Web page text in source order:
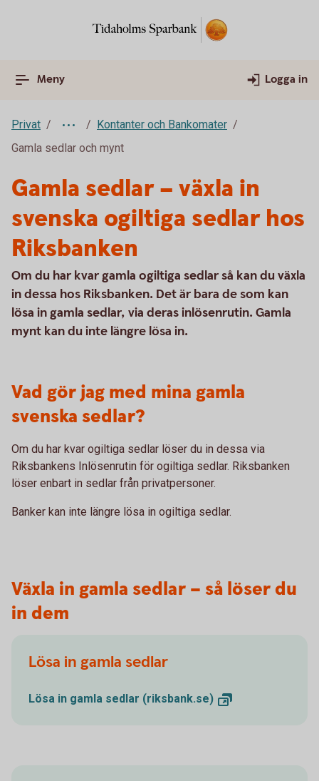
Meny Logga in
Privat
Kontanter och Bankomater
Gamla sedlar och mynt
Gamla sedlar – växla in
svenska ogiltiga sedlar hos
Riksbanken
Om du har kvar gamla ogiltiga sedlar så kan du växla
in dessa hos Riksbanken. Det är bara de som kan
lösa in gamla sedlar, via deras inlösenrutin. Gamla
mynt kan du inte längre lösa in.
Vad gör jag med mina gamla
svenska sedlar?
Om du har kvar ogiltiga sedlar löser du in dessa via
Riksbankens Inlösenrutin för ogiltiga sedlar. Riksbanken
löser enbart in sedlar från privatpersoner.
Banker kan inte längre lösa in ogiltiga sedlar.
Växla in gamla sedlar – så löser du
in dem
Lösa in gamla sedlar
Lösa in gamla sedlar (riksbank.se)